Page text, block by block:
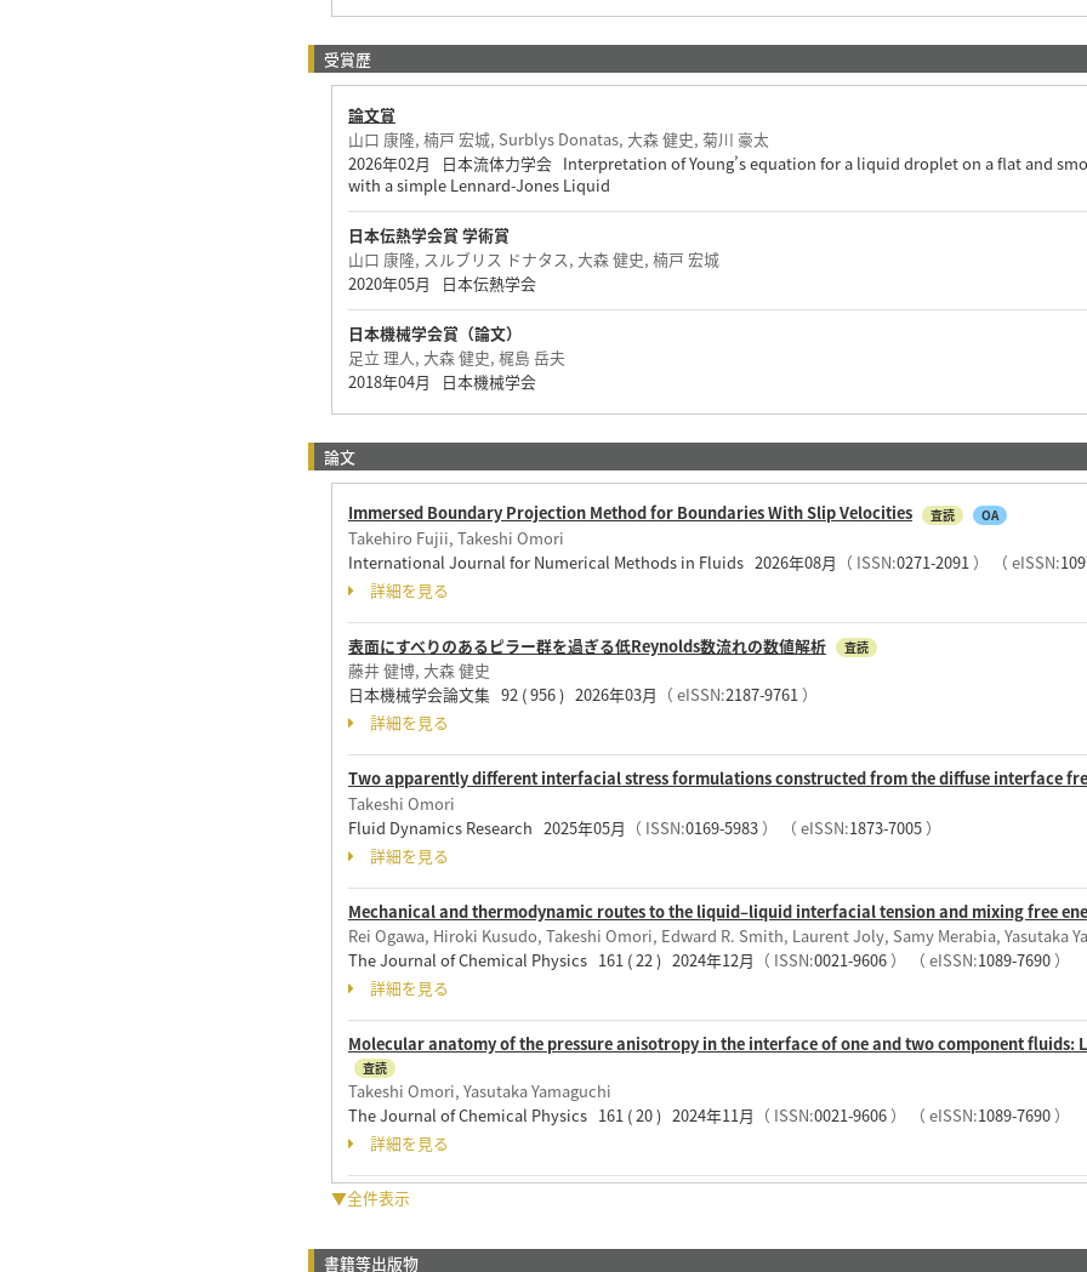
受賞歴
論文賞
山口 康隆, 楠戸 宏城, Surblys Donatas, 大森 健史, 菊川 豪太
2026年02月 日本流体力学会 Interpretation of Young’s equation for a liquid droplet on a flat and
with a simple Lennard-Jones Liquid
日本伝熱学会賞 学術賞
山口 康隆, スルブリス ドナタス, 大森 健史, 楠戸 宏城
2020年05月 日本伝熱学会
日本機械学会賞（論文）
足立 理人, 大森 健史, 梶島 岳夫
2018年04月 日本機械学会
論文
Immersed Boundary Projection Method for Boundaries With Slip Velocities 査読 OA
Takehiro Fujii, Takeshi Omori
International Journal for Numerical Methods in Fluids 2026年08月 （ ISSN:0271-2091 ） （ eISSN:
詳細を見る
表面にすべりのあるピラー群を過ぎる低Reynolds数流れの数値解析 査読
藤井 健博, 大森 健史
日本機械学会論文集 92 ( 956 ) 2026年03月 （ eISSN:2187-9761）
詳細を見る
Two apparently different interfacial stress formulations constructed from the diffuse interface
Takeshi Omori
Fluid Dynamics Research 2025年05月 （ ISSN:0169-5983） （ eISSN:1873-7005）
詳細を見る
Mechanical and thermodynamic routes to the liquid–liquid interfacial tension and mixing free
Rei Ogawa, Hiroki Kusudo, Takeshi Omori, Edward R. Smith, Laurent Joly, Samy Merabia, Yasutaka
The Journal of Chemical Physics 161 ( 22 ) 2024年12月 （ ISSN:0021-9606） （ eISSN:1089-7690）
詳細を見る
Molecular anatomy of the pressure anisotropy in the interface of one and two component
査読
Takeshi Omori, Yasutaka Yamaguchi
The Journal of Chemical Physics 161 ( 20 ) 2024年11月 （ ISSN:0021-9606） （ eISSN:1089-7690）
詳細を見る
▼全件表示
書籍等出版物